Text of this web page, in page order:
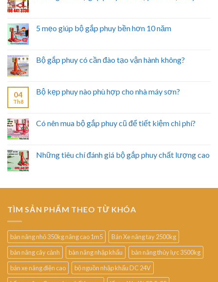
5 mẹo giúp bộ gắp phuy bền hơn 10 năm
Bộ gắp phuy có cần đào tạo vận hành không?
04
Th8
Bộ kẹp phuy nào phù hợp cho nhà máy sơn?
Có nên mua bộ gắp phuy cũ để tiết kiệm chi phí?
Những tiêu chí đánh giá bộ gắp phuy chất lượng cao
TÌM SẢN PHẨM THEO TỪ KHÓA
bàn nâng nhỏ 350kg nâng cao 1m5
Bán Xe nâng tay 2500kg
bàn nâng cây cảnh
bàn nâng nhập khẩu
bàn nâng thủy lực 3500kg
bán xe nâng điện cao
bộ nguồn nhập khẩu DC 24V